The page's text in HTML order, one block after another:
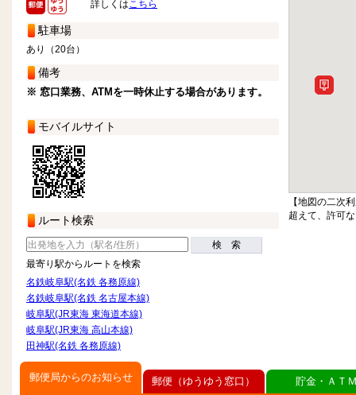
詳しくはこちら
駐車場
あり（20台）
備考
※ 窓口業務、ATMを一時休止する場合があります。
モバイルサイト
ルート検索
検 索
最寄り駅からルートを検索
名鉄岐阜駅(名鉄 各務原線)
名鉄岐阜駅(名鉄 名古屋本線)
岐阜駅(JR東海 東海道本線)
岐阜駅(JR東海 高山本線)
田神駅(名鉄 各務原線)
【地図の二次
超えて、許可
郵便局からのお知らせ 郵便（ゆうゆう窓口） 貯金・ＡＴ